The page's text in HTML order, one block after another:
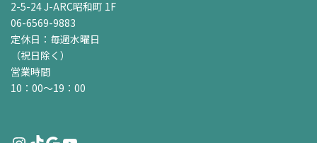
2-5-24 J-ARC昭和町 1F
06-6569-9883
定休日：毎週水曜日
（祝日除く）
営業時間
10：00～19：00